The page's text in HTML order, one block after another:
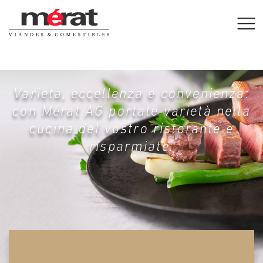
Varietà, eccellenza e convenienza:
con Mérat AG portate varietà nella
cucina del vostro ristorante e
risparmiate.